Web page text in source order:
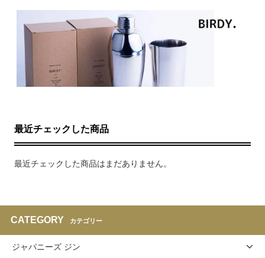
最近チェックした商品
最近チェックした商品はまだありません。
CATEGORY カテゴリー
ジャパニーズ ジン